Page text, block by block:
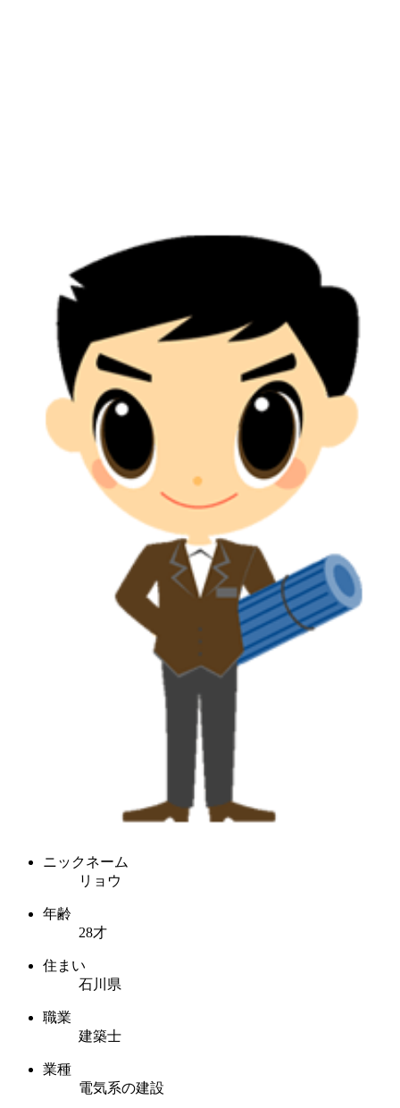
ニックネーム
リョウ
年齢
28才
住まい
石川県
職業
建築士
業種
電気系の建設